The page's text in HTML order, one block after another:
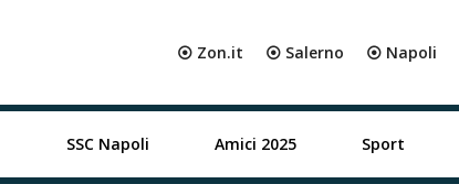
⦿ Zon.it ⦿ Salerno ⦿ Napoli
SSC Napoli Amici 2025 Sport